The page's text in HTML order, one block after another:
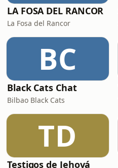
LA FOSA DEL RANCOR
La Fosa del Rancor
BC
Black Cats Chat
Bilbao Black Cats
TD
Testigos de Jehová